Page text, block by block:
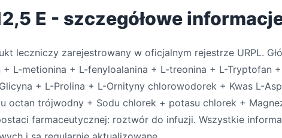
E - szczegółowe
leczniczy zarejestrowany w oficjalnym rejestrze URPL.
L-metionina + L-fenyloalanina + L-treonina + L-Tryptofan
+ L-Prolina + L-Ornityny chlorowodorek + Kwas L-
octan trójwodny + Sodu chlorek + potasu chlorek +
farmaceutycznej: roztwór do infuzji. Wszystkie